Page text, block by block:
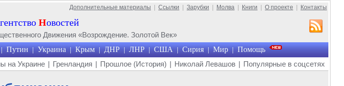
Дополнительные материалы Ссылки Зарубки Молва Книги О проекте Контакты
гентство Новостей
Движения «Возрождение. Золотой Век»
| Путин | Украина | Крым | ДНР | ЛНР | США | Сирия | Мир | Помощь
на Украине | Гренландия | Прошлое (История) | Николай Левашов | Популярные в соцсетях